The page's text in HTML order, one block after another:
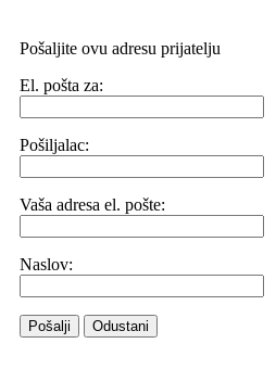
Pošaljite ovu adresu prijatelju
El. pošta za:
Pošiljalac:
Vaša adresa el. pošte:
Naslov:
Pošalji Odustani